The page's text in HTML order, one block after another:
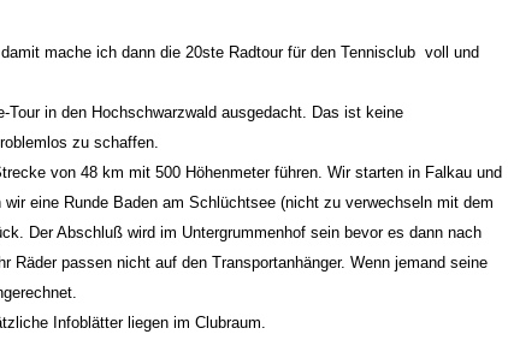
mache ich dann die 20ste Radtour für den Tennisclub voll und
in den Hochschwarzwald ausgedacht. Das ist keine
zu schaffen.
von 48 km mit 500 Höhenmeter führen. Wir starten in Falkau und
eine Runde Baden am Schlüchtsee (nicht zu verwechseln mit dem
Der Abschluß wird im Untergrummenhof sein bevor es dann nach
Räder passen nicht auf den Transportanhänger. Wenn jemand seine
Infoblätter liegen im Clubraum.